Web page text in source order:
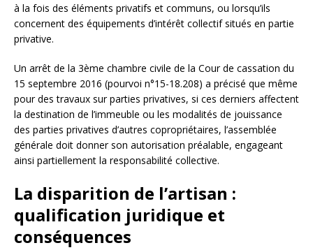
à la fois des éléments privatifs et communs, ou lorsqu’ils
concernent des équipements d’intérêt collectif situés en partie
privative.
Un arrêt de la 3ème chambre civile de la Cour de cassation du
15 septembre 2016 (pourvoi n°15-18.208) a précisé que même
pour des travaux sur parties privatives, si ces derniers affectent
la destination de l’immeuble ou les modalités de jouissance
des parties privatives d’autres copropriétaires, l’assemblée
générale doit donner son autorisation préalable, engageant
ainsi partiellement la responsabilité collective.
La disparition de l’artisan :
qualification juridique et
conséquences